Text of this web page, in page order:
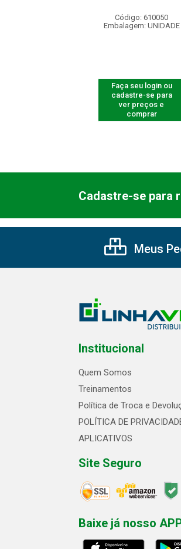
Código: 610050
Embalagem: UNIDADE
Faça seu login ou
cadastre-se para
ver preços e
comprar
Cadastre-se para
Meus
Institucional
Quem Somos
Treinamentos
Política de Troca e
POLÍTICA DE
APLICATIVOS
Site Seguro
Baixe já nosso